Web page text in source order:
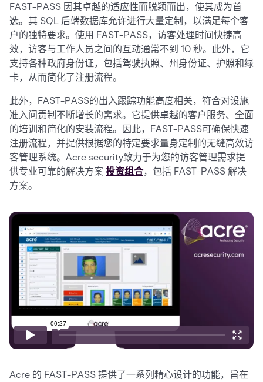
FAST-PASS 因其卓越的适应性而脱颖而出，使其成为首
选。其 SQL 后端数据库允许进行大量定制，以满足每个客
户的独特要求。使用 FAST-PASS，访客处理时间快捷高
效，访客与工作人员之间的互动通常不到 10 秒。此外，它
支持各种政府身份证，包括驾驶执照、州身份证、护照和绿
卡，从而简化了注册流程。
此外，FAST-PASS的出入跟踪功能高度相关，符合对设施
准入问责制不断增长的需求。它提供卓越的客户服务、全面
的培训和简化的安装流程。因此，FAST-PASS可确保快速
注册流程，并提供根据您的特定要求量身定制的无缝高效访
客管理系统。Acre security致力于为您的访客管理需求提
供专业可靠的解决方案 投资组合，包括 FAST-PASS 解决
方案。
Acre 的 FAST-PASS 提供了一系列精心设计的功能，旨在